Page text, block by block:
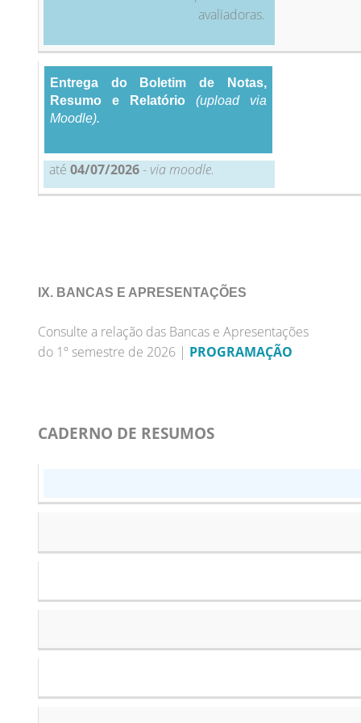
avaliadoras.
Entrega do Boletim de Notas,
Resumo e Relatório (upload via
Moodle).
até 04/07/2026-via moodle.
IX. BANCAS E APRESENTAÇÕES
Consulte a relação das Bancas e Apresentações
do 1º semestre de 2026 | PROGRAMAÇÃO
CADERNO DE RESUMOS